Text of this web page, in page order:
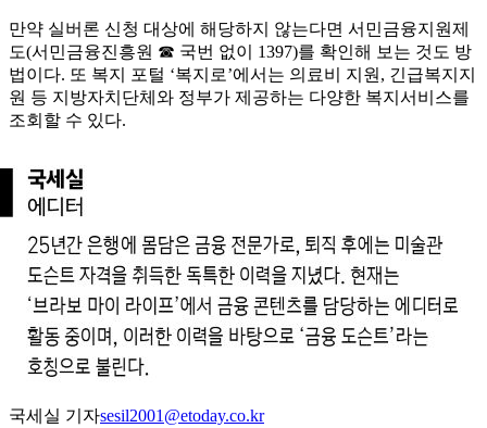
만약 실버론 신청 대상에 해당하지 않는다면 서민금융지원제
도(서민금융진흥원 ☎ 국번 없이 1397)를 확인해 보는 것도 방
법이다. 또 복지 포털 ‘복지로’에서는 의료비 지원, 긴급복지지
원 등 지방자치단체와 정부가 제공하는 다양한 복지서비스를
조회할 수 있다.
국세실 기자sesil2001@etoday.co.kr